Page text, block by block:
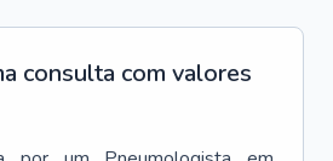
consulta com valores